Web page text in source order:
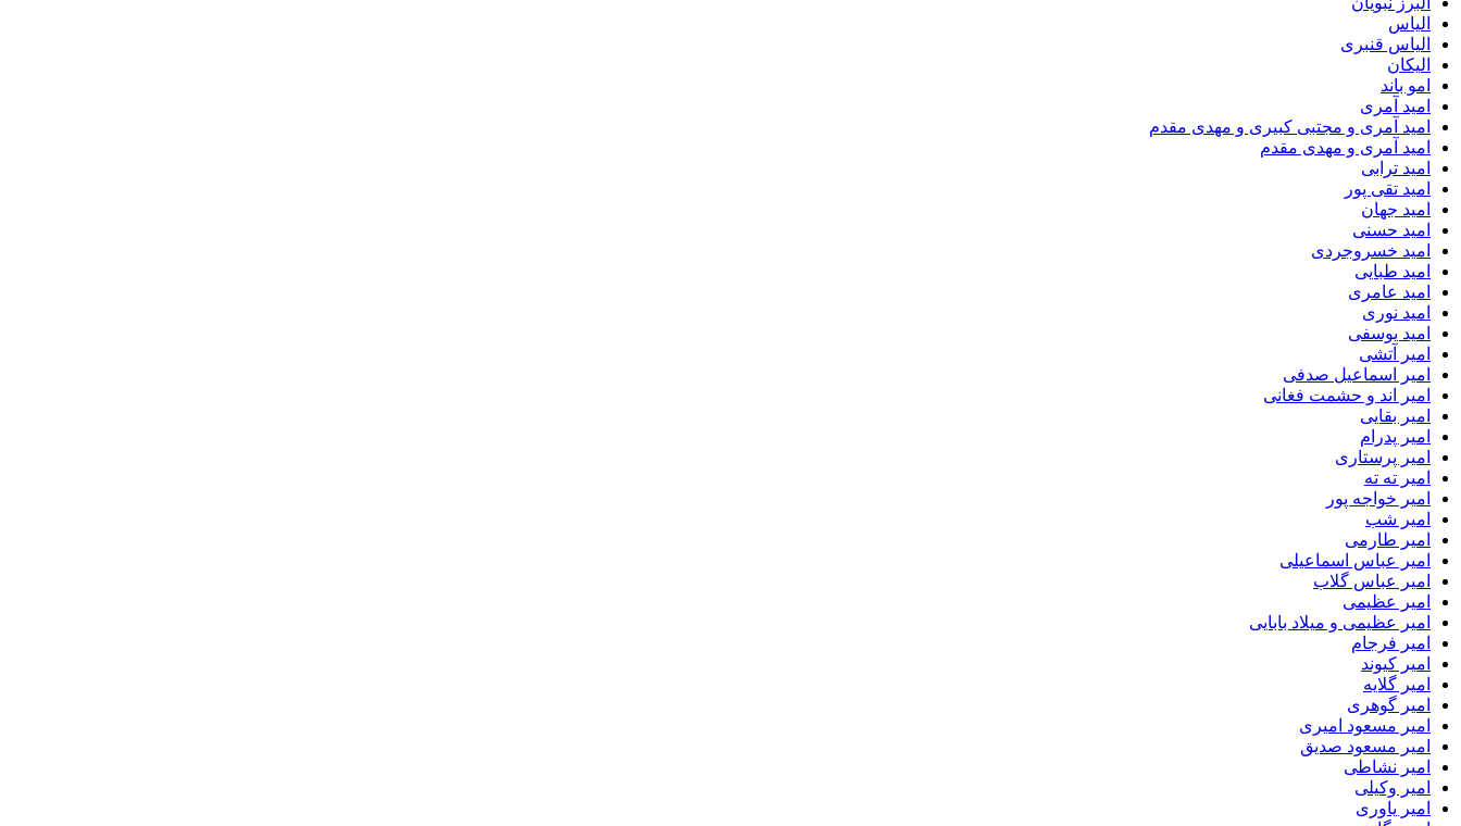
الیاس
الیاس قنبرى
الیکان
امو باند
امید آمری
امید آمری و مجتبی کبیری و مهدى مقدم
امید آمری و مهدی مقدم
امید ترابی
امید تقی پور
امید جهان
امید حسنی
امید خسروجردی
امید طبایی
امید عامری
امید نوری
امید یوسفی
امیر آتشی
امیر اسماعیل صدفی
امیر اند و حشمت فغانی
امیر بقایی
امیر پدرام
امیر پرستاری
امیر ته ته
امیر خواجه پور
امیر شب
امیر طارمی
امیر عباس اسماعیلی
امیر عباس گلاب
امیر عظیمی
امیر عظیمی و میلاد بابایی
امیر فرجام
امیر کیوند
امیر گلایه
امیر گوهری
امیر مسعود امیری
امیر مسعود صدیق
امیر نشاطی
امیر وکیلی
امیر یاوری